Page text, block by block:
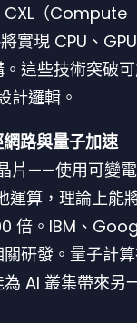
CXL（Compute
實現 CPU、
這些技術突破
計邏輯。
路與量子加速
片——使用可變
運算，理論上能
倍。IBM、
研發。量子計
AI 叢集帶來另